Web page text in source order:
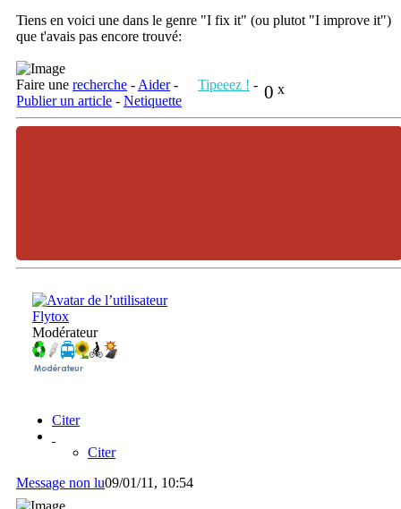
Tiens en voici une dans le genre "I fix it" (ou plutot "I improve it")
que t'avais pas encore trouvé:
0 x
Faire une recherche - Aider- Tipeeez ! -
Publier un article - Netiquette
Flytox
Modérateur
Citer
Citer
Message non lu09/01/11, 10:54